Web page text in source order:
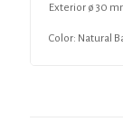
Exterior ø 30
Color: Natural